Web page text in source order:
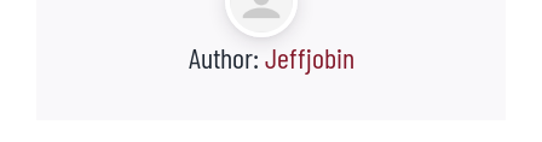
Author: Jeffjobin